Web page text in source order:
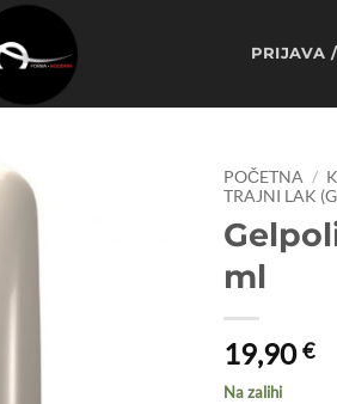
PRIJAVA
POČETNA /
TRAJNI LAK
ml
19,90€
Na zalihi